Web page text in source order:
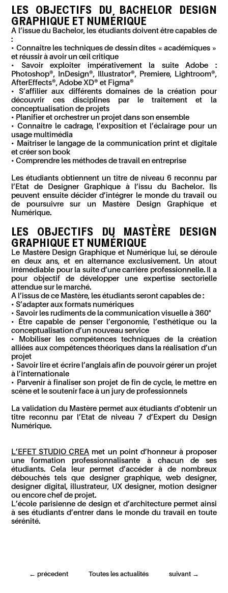
LES OBJECTIFS DU BACHELORDESIGN
GRAPHIQUE ET NUMÉRIQUE
A l’issue du Bachelor, les étudiants doivent être capables de
:
• Connaîtreles techniques de dessin dites « académiques »
et réussir à avoirun œil critique
• Savoir exploiter impérativementla suite Adobe :
Photoshop®, InDesign®, Illustrator®, Premiere, Lightroom®,
AfterEffects®, Adobe XD® et Figma®
• S’affilieraux différents domaines de la création pour
découvrir ces disciplines par le traitement et la
conceptualisation de projets
• Planifieretorchestrer un projet dans son ensemble
•Connaître le cadrage, l’exposition et l’éclairage pour un
usage multimédia
• Maîtriser le langagede la communication print et digitale
etcréer son book
• Comprendre les méthodes de travail en entreprise
Les étudiants obtiennent un titre de niveau 6 reconnu par
l’Etatde Designer Graphique à l’issu du Bachelor. Ils
peuvent ensuite décider d’intégrer le monde du travail ou
de poursuivre sur un Mastère Design Graphique et
Numérique.
LES OBJECTIFS DU MASTÈRE DESIGN
GRAPHIQUE ET NUMÉRIQUE
Le Mastère Design Graphique et Numérique lui, se déroule
en deux ans, et en alternance exclusivement. Un atout
irrémédiable pour la suite d’une carrière professionnelle. Il a
pour objectif de développer une expertise sectorielle
attendue sur le marché.
A l’issus de ce Mastère, les étudiants seront capables de :
• S’adapteraux formats numériques
• Savoir les rudiments de la communication visuelle à 360°
• Être capable de penserl’ergonomie, l’esthétique ou la
conceptualisation d’un nouveau service
• Mobiliser les compétences techniques de la création
alliées aux compétences théoriques dans la réalisation d’un
projet
• Savoir lire et écrire l’anglaisafin de pouvoir gérerun projet
à l’internationale
• Parvenir à finaliserson projet de fin de cycle, le mettre en
scène et le soutenir face à un jury de professionnels
La validation du Mastère permet aux étudiants d’obtenir un
titre reconnu par l’Etat de niveau 7 d’Expert du Design
Numérique.
L’EFET STUDIO CREA met un point d’honneur à proposer
une formation professionnalisante à chacun de ses
étudiants.Cela leur permet d’accéder à de nombreux
débouchéstels que designer graphique, web designer,
designer digital, illustrateur, UX designer, motion designer
ou encorechef de projet.
L’école parisienne de design et d’architecturepermet ainsi
à ses étudiants d’entrer dans le monde du travail en toute
sérénité.
← précedent Toutes les actualités suivant →